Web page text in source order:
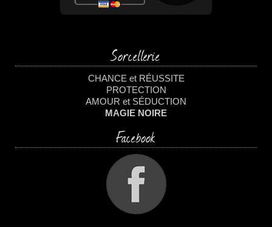
Sorcellerie
CHANCE et RÉUSSITE
PROTECTION
AMOUR et SÉDUCTION
MAGIE NOIRE
Facebook